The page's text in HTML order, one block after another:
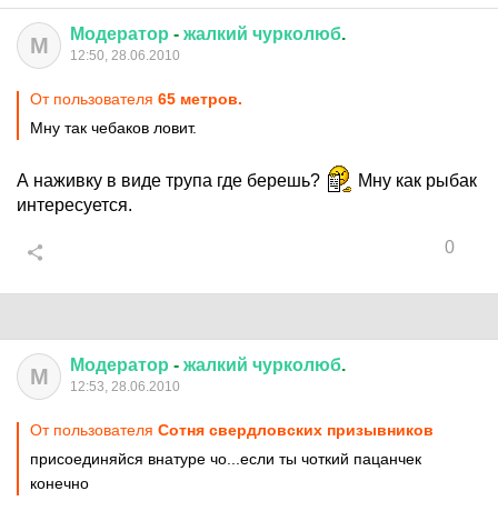
М Модератор - жалкий чурколюб.
12:50, 28.06.2010
От пользователя 65 метров.
Мну так чебаков ловит.
А наживку в виде трупа где берешь?
Мну как рыбак
интересуется.
0
М Модератор - жалкий чурколюб.
12:53, 28.06.2010
От пользователя Сотня свердловских призывников
присоединяйся внатуре чо...если ты чоткий пацанчек
конечно